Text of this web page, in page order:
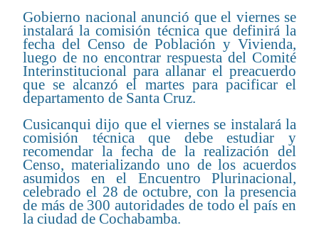
Gobierno nacional anunció que el viernes se
instalará la comisión técnica que definirá la
fecha del Censo de Población y Vivienda,
luego de no encontrar respuesta del Comité
Interinstitucional para allanar el preacuerdo
que se alcanzó el martes para pacificar el
departamento de Santa Cruz.
Cusicanqui dijo que el viernes se instalará la
comisión técnica que debe estudiar y
recomendar la fecha de la realización del
Censo, materializando uno de los acuerdos
asumidos en el Encuentro Plurinacional,
celebrado el 28 de octubre, con la presencia
de más de 300 autoridades de todo el país en
la ciudad de Cochabamba.